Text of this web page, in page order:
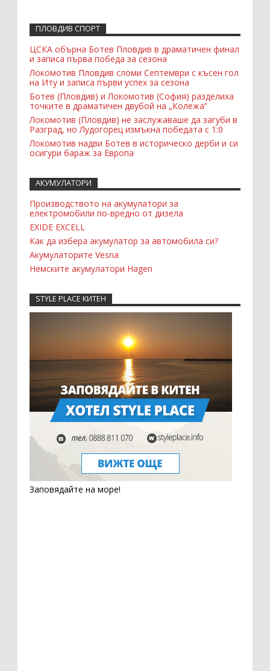
ПЛОВДИВ СПОРТ
ЦСКА обърна Ботев Пловдив в драматичен финал
и записа първа победа за сезона
Локомотив Пловдив сломи Септември с късен гол
на Иту и записа първи успех за сезона
Ботев (Пловдив) и Локомотив (София) разделиха
точките в драматичен двубой на „Колежа“
Локомотив (Пловдив) не заслужаваше да загуби в
Разград, но Лудогорец измъкна победата с 1:0
Локомотив надви Ботев в историческо дерби и си
осигури бараж за Европа
АКУМУЛАТОРИ
Производството на акумулатори за
електромобили по-вредно от дизела
EXIDE EXCELL
Как да избера акумулатор за автомобила си?
Акумулаторите Vesna
Немските акумулатори Hagen
STYLE PLACE КИТЕН
Заповядайте на море!